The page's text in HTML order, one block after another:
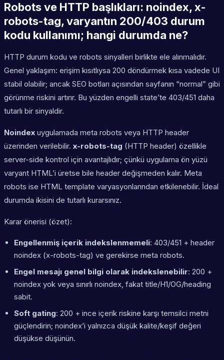
Robots ve HTTP başlıkları: noindex, x-
robots-tag, varyantın 200/403 durum
kodu kullanımı; hangi durumda ne?
HTTP durum kodu ve robots sinyalleri birlikte ele alınmalıdır.
Genel yaklaşım: erişim kısıtlıysa 200 döndürmek kısa vadede UI
stabil olabilir; ancak SEO botları açısından sayfanın “normal” gibi
görünme riskini artırır. Bu yüzden engelli state’te 403/451 daha
tutarlı bir sinyaldir.
Noindex uygulamada meta robots veya HTTP header
üzerinden verilebilir. x-robots-tag (HTTP header) özellikle
server-side kontrol için avantajlıdır; çünkü uygulama ön yüzü
varyant HTML’i üretse bile header değişmeden kalır. Meta
robots ise HTML template varyasyonlarından etkilenebilir. İdeal
durumda ikisini de tutarlı kurarsınız.
Karar önerisi (özet):
Engellenmiş içerik indekslenmemeli: 403/451 + header
noindex (x-robots-tag) ve gerekirse meta robots.
Engel mesajı genel bilgi olarak indekslenebilir: 200 +
noindex yok veya sınırlı noindex, fakat title/H1/OG/heading
sabit.
Soft gating: 200 + ince içerik riskine karşı temsilci metni
güçlendirin; noindex’i yalnızca düşük kalite/keşif değeri
düşükse düşünün.